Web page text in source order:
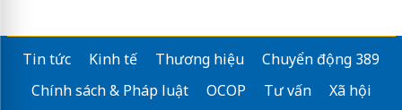
Tin tức Kinh tế Thương hiệu
Chuyển động 389
Chính sách & Pháp luật
OCOP Tư vấn
Xã hội